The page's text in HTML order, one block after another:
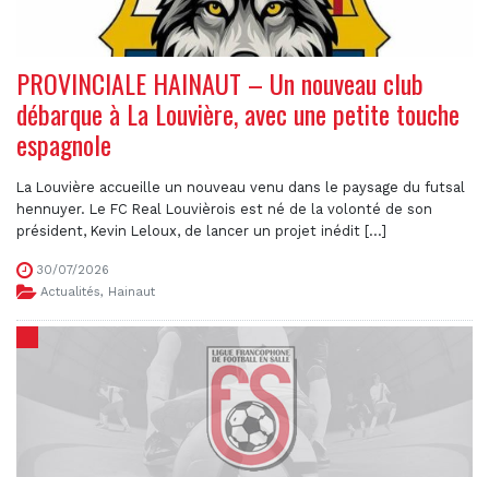
PROVINCIALE HAINAUT – Un nouveau club
débarque à La Louvière, avec une petite touche
espagnole
La Louvière accueille un nouveau venu dans le paysage du futsal
hennuyer. Le FC Real Louvièrois est né de la volonté de son
président, Kevin Leloux, de lancer un projet inédit [...]
30/07/2026
Actualités, Hainaut